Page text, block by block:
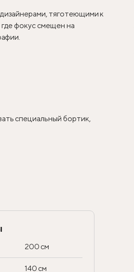
тяготеющими к
фокус смещен на
специальный бортик,
200 см
140 см